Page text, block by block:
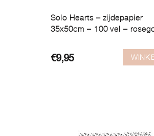
Solo Hearts – zijdepapier
35x50cm – 100 vel –
€9,95